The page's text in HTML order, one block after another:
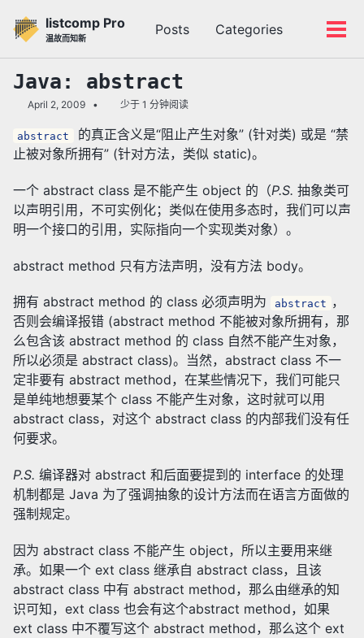
listcomp Pro
温故而知新
Posts Categories
切
换
Java: abstract
April 2, 2009 少于 1 分钟阅读
abstract
的真正含义是“阻止产生对象” (针对类) 或是 “禁
止被对象所拥有” (针对方法，类似 static)。
一个 abstract class 是不能产生 object 的（P.S. 抽象类可
以声明引用，不可实例化；类似在使用多态时，我们可以声
明一个接口的引用，实际指向一个实现类对象）。
abstract method 只有方法声明，没有方法 body。
拥有 abstract method 的 class 必须声明为 abstract ，
否则会编译报错 (abstract method 不能被对象所拥有，那
么包含该 abstract method 的 class 自然不能产生对象，
所以必须是 abstract class)。当然，abstract class 不一
定非要有 abstract method，在某些情况下，我们可能只
是单纯地想要某个 class 不能产生对象，这时就可以用
abstract class，对这个 abstract class 的内部我们没有任
何要求。
P.S. 编译器对 abstract 和后面要提到的 interface 的处理
机制都是 Java 为了强调抽象的设计方法而在语言方面做的
强制规定。
因为 abstract class 不能产生 object，所以主要用来继
承。如果一个 ext class 继承自 abstract class，且该
abstract class 中有 abstract method，那么由继承的知
识可知，ext class 也会有这个abstract method，如果
ext class 中不覆写这个 abstract method，那么这个 ext